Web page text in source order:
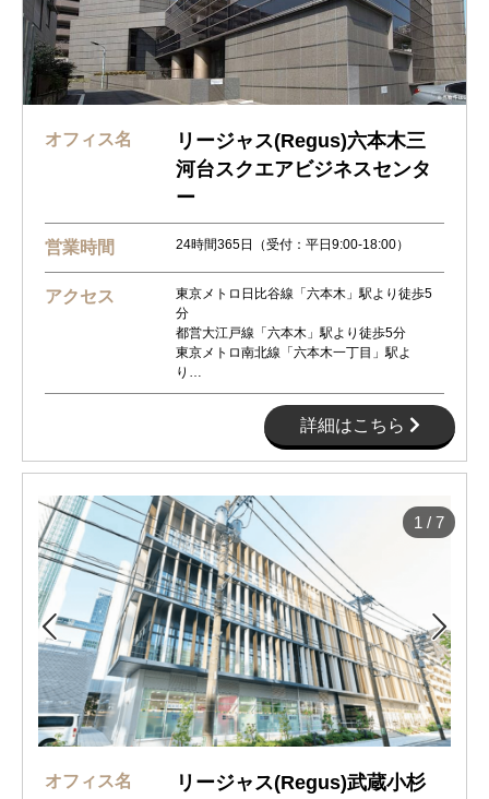
オフィス名
リージャス(Regus)六本木三
河台スクエアビジネスセンタ
ー
営業時間 24時間365日（受付：平日9:00-18:00）
アクセス
東京メトロ日比谷線「六本木」駅より徒歩5
分
都営大江戸線「六本木」駅より徒歩5分
東京メトロ南北線「六本木一丁目」駅よ
り…
詳細はこちら
 
1 / 7
オフィス名
リージャス(Regus)武蔵小杉